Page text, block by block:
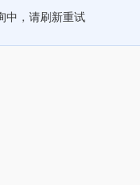
中，请刷新重试